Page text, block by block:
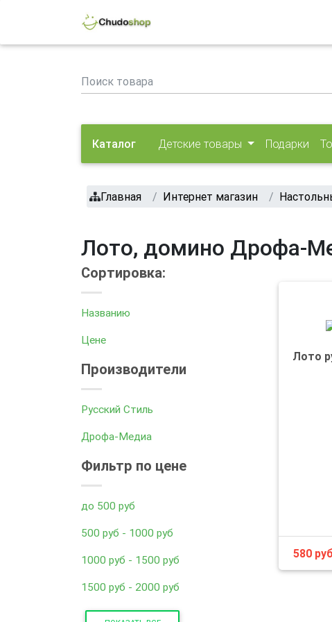
Каталог Детские товары Подарки
Главная Интернет магазин
Лото, домино Дрофа-
Сортировка:
Названию
Цене
Производители
Русский Стиль
Дрофа-Медиа
Фильтр по цене
до 500 руб
500 руб - 1000 руб
1000 руб - 1500 руб
1500 руб - 2000 руб
Лото
580